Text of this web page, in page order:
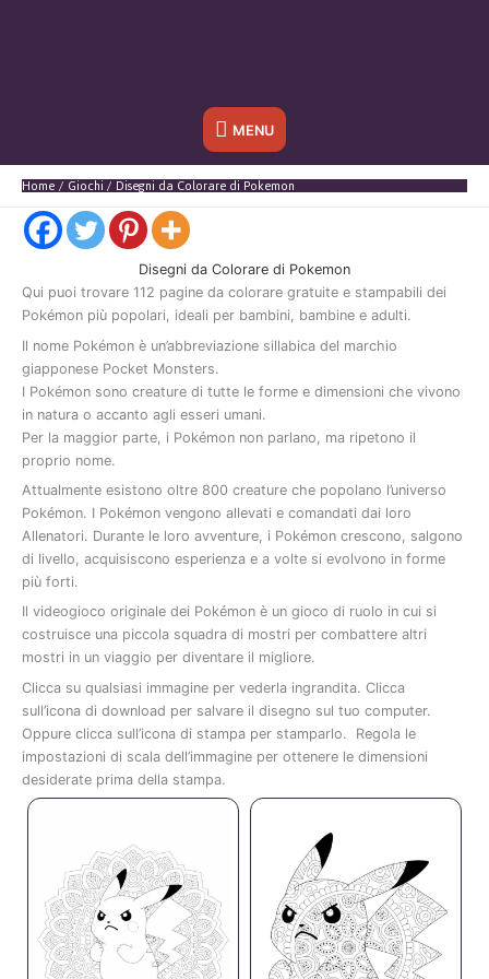
Sotto
l'header
MENU
Home Giochi Disegni da Colorare di Pokemon
Disegni da Colorare di Pokemon
Qui puoi trovare 112 pagine da colorare gratuite e stampabili dei
Pokémon più popolari, ideali per bambini, bambine e adulti.
Il nome Pokémon è un’abbreviazione sillabica del marchio
giapponese Pocket Monsters.
I Pokémon sono creature di tutte le forme e dimensioni che vivono
in natura o accanto agli esseri umani.
Per la maggior parte, i Pokémon non parlano, ma ripetono il
proprio nome.
Attualmente esistono oltre 800 creature che popolano l’universo
Pokémon. I Pokémon vengono allevati e comandati dai loro
Allenatori. Durante le loro avventure, i Pokémon crescono, salgono
di livello, acquisiscono esperienza e a volte si evolvono in forme
più forti.
Il videogioco originale dei Pokémon è un gioco di ruolo in cui si
costruisce una piccola squadra di mostri per combattere altri
mostri in un viaggio per diventare il migliore.
Clicca su qualsiasi immagine per vederla ingrandita. Clicca
sull’icona di download per salvare il disegno sul tuo computer.
Oppure clicca sull’icona di stampa per stamparlo. Regola le
impostazioni di scala dell’immagine per ottenere le dimensioni
desiderate prima della stampa.